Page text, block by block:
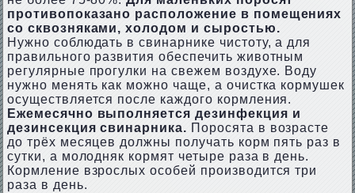
противопоказано расположение в помещениях
со сквозняками, холодом и сыростью.
Нужно соблюдать в свинарнике чистоту, а для
правильного развития обеспечить животным
регулярные прогулки на свежем воздухе. Воду
нужно менять как можно чаще, а очистка кормушек
осуществляется после каждого кормления.
Ежемесячно выполняется дезинфекция и
дезинсекция свинарника. Поросята в возрасте
до трёх месяцев должны получать корм пять раз в
сутки, а молодняк кормят четыре раза в день.
Кормление взрослых особей производится три
раза в день.